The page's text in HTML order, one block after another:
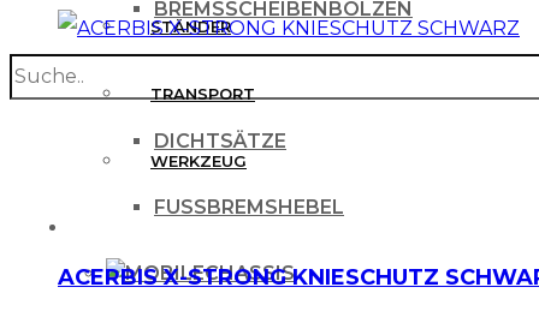
BREMSSCHEIBENBOLZEN
DICHTSÄTZE
FUSSBREMSHEBEL
CHASSIS
search
STÄNDER
TRANSPORT
WERKZEUG
ACERBIS X-STRONG KNIESCHUTZ